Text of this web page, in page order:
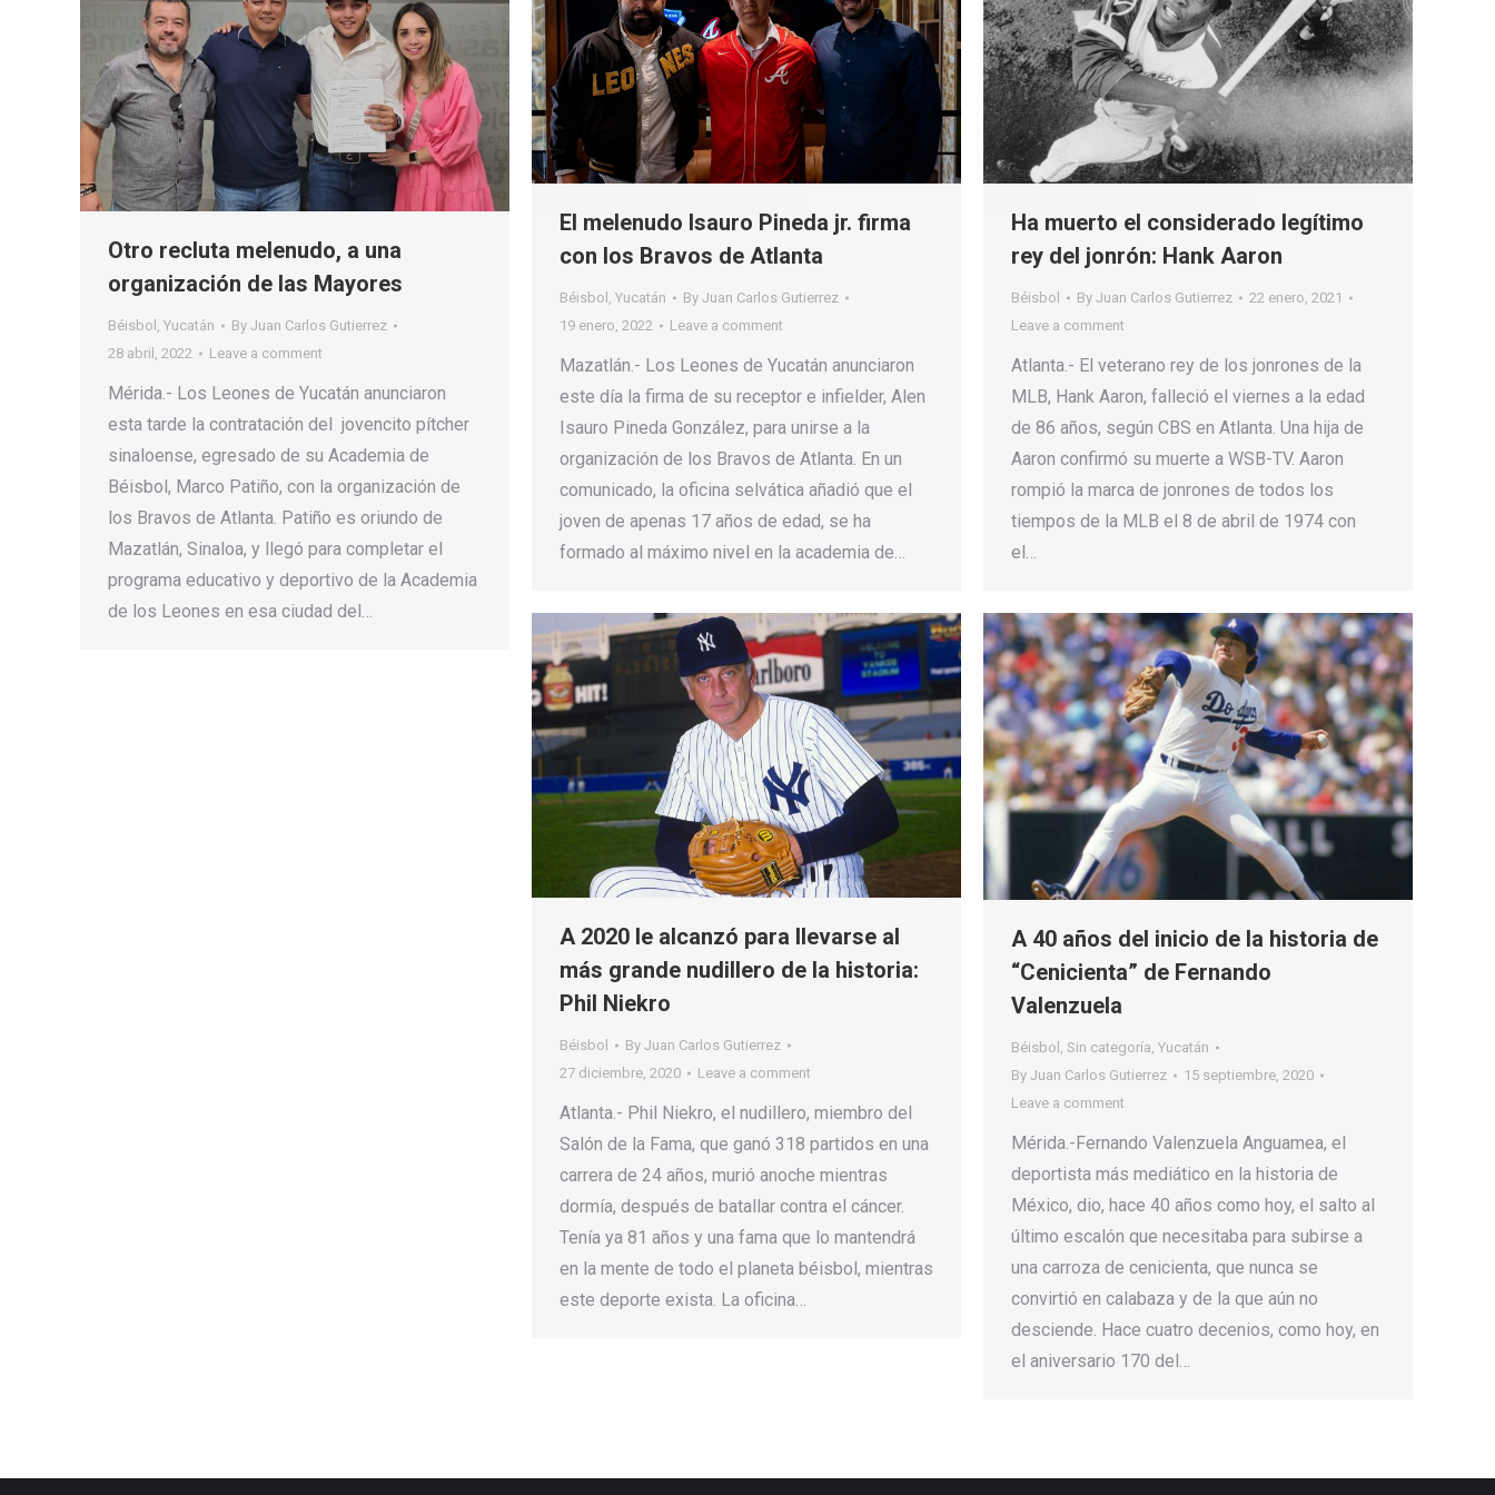
Otro recluta melenudo, a una
organización de las Mayores
Béisbol , Yucatán By Juan Carlos Gutierrez
28 abril, 2022
Leave a comment
Mérida.- Los Leones de Yucatán anunciaron
esta tarde la contratación del jovencito pítcher
sinaloense, egresado de su Academia de
Béisbol, Marco Patiño, con la organización de
los Bravos de Atlanta. Patiño es oriundo de
Mazatlán, Sinaloa, y llegó para completar el
programa educativo y deportivo de la Academia
de los Leones en esa ciudad del…
El melenudo Isauro Pineda jr. firma
con los Bravos de Atlanta
Béisbol , Yucatán By Juan Carlos Gutierrez
19 enero, 2022
Leave a comment
Mazatlán.- Los Leones de Yucatán anunciaron
este día la firma de su receptor e infielder, Alen
Isauro Pineda González, para unirse a la
organización de los Bravos de Atlanta. En un
comunicado, la oficina selvática añadió que el
joven de apenas 17 años de edad, se ha
formado al máximo nivel en la academia de…
Ha muerto el considerado legítimo
rey del jonrón: Hank Aaron
Béisbol By Juan Carlos Gutierrez
22 enero, 2021
Leave a comment
Atlanta.- El veterano rey de los jonrones de la
MLB, Hank Aaron, falleció el viernes a la edad
de 86 años, según CBS en Atlanta. Una hija de
Aaron confirmó su muerte a WSB-TV. Aaron
rompió la marca de jonrones de todos los
tiempos de la MLB el 8 de abril de 1974 con
el…
A 2020 le alcanzó para llevarse al
más grande nudillero de la historia:
Phil Niekro
Béisbol By Juan Carlos Gutierrez
27 diciembre, 2020
Leave a comment
Atlanta.- Phil Niekro, el nudillero, miembro del
Salón de la Fama, que ganó 318 partidos en una
carrera de 24 años, murió anoche mientras
dormía, después de batallar contra el cáncer.
Tenía ya 81 años y una fama que lo mantendrá
en la mente de todo el planeta béisbol, mientras
este deporte exista. La oficina…
A 40 años del inicio de la historia de
“Cenicienta” de Fernando
Valenzuela
Béisbol , Sin categoría, Yucatán
By Juan Carlos Gutierrez
15 septiembre, 2020
Leave a comment
Mérida.-Fernando Valenzuela Anguamea, el
deportista más mediático en la historia de
México, dio, hace 40 años como hoy, el salto al
último escalón que necesitaba para subirse a
una carroza de cenicienta, que nunca se
convirtió en calabaza y de la que aún no
desciende. Hace cuatro decenios, como hoy, en
el aniversario 170 del…